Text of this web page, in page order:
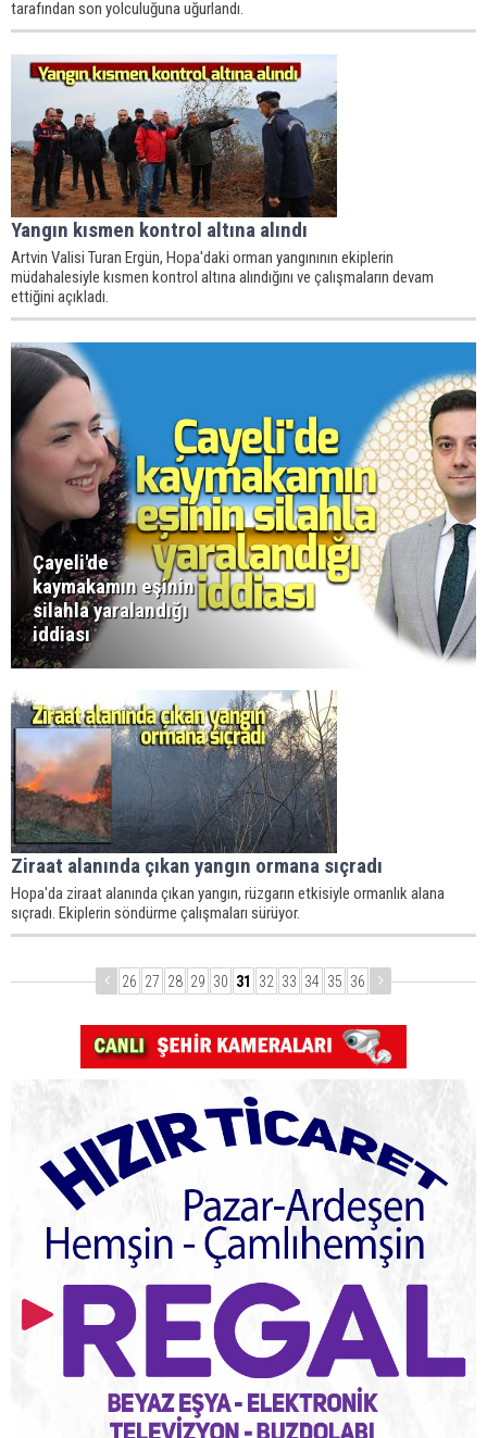
tarafından son yolculuğuna uğurlandı.
Yangın kısmen kontrol altına alındı
Artvin Valisi Turan Ergün, Hopa'daki orman yangınının ekiplerin
müdahalesiyle kısmen kontrol altına alındığını ve çalışmaların devam
ettiğini açıkladı.
Çayeli'de
kaymakamın eşinin
silahla yaralandığı
iddiası
Ziraat alanında çıkan yangın ormana sıçradı
Hopa'da ziraat alanında çıkan yangın, rüzgarın etkisiyle ormanlık alana
sıçradı. Ekiplerin söndürme çalışmaları sürüyor.
26 27 28 29 30 31 32 33 34 35 36